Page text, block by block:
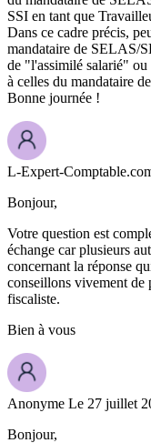
SSI en tant que
Dans ce cadre précis,
mandataire de SELAS/
de "l'assimilé salarié" ou
à celles du mandataire
Bonne journée !
L-Expert-
Bonjour,
Votre question est
échange car plusieurs
concernant la réponse
conseillons vivement de
fiscaliste.
Bien à vous
Anonyme Le 27 juillet
Bonjour,